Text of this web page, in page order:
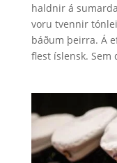
haldnir á
voru tvennir
báðum þeirra. Á
flest íslensk.